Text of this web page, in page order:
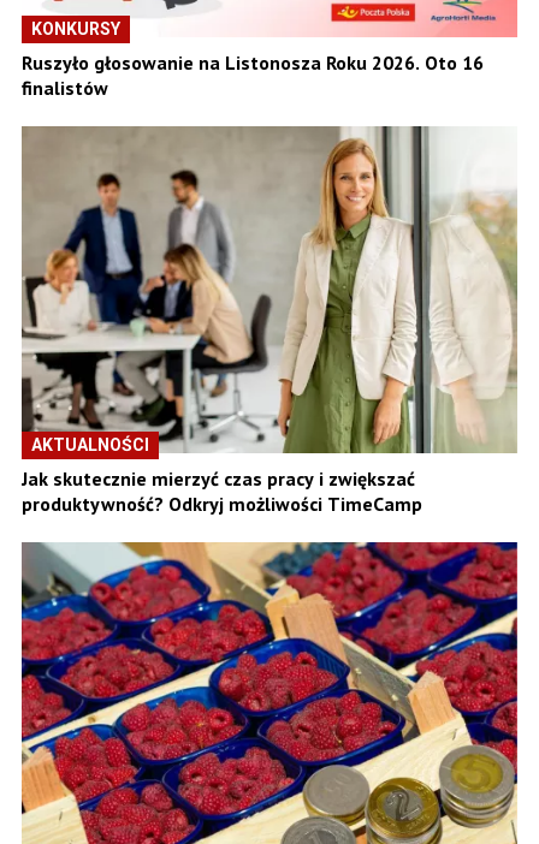
KONKURSY
Ruszyło głosowanie na Listonosza Roku 2026. Oto 16
finalistów
AKTUALNOŚCI
Jak skutecznie mierzyć czas pracy i zwiększać
produktywność? Odkryj możliwości TimeCamp